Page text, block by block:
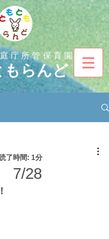
庁所管保育園
もらんど
7/28
了時間: 1分